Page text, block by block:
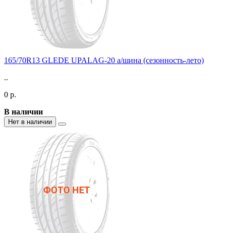
165/70R13 GLEDE UPALAG-20 а/шина (сезонность-лето)
..
0 р.
В наличии
Нет в наличии